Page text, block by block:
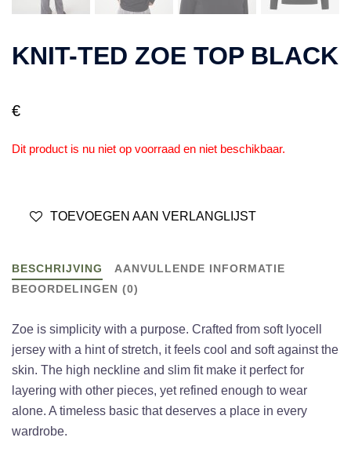
KNIT-TED ZOE TOP BLACK
€
Dit product is nu niet op voorraad en niet beschikbaar.
TOEVOEGEN AAN VERLANGLIJST
BESCHRIJVING
AANVULLENDE INFORMATIE
BEOORDELINGEN (0)
Zoe is simplicity with a purpose. Crafted from soft lyocell
jersey with a hint of stretch, it feels cool and soft against the
skin. The high neckline and slim fit make it perfect for
layering with other pieces, yet refined enough to wear
alone. A timeless basic that deserves a place in every
wardrobe.